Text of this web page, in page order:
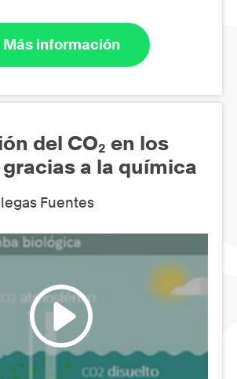
Más información
del CO₂ en los
a la química
Fuentes